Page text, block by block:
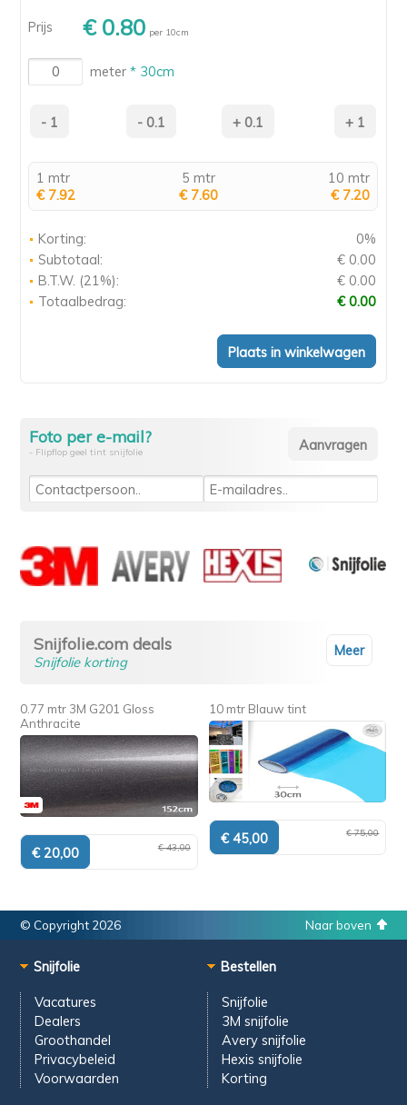
Prijs € 0.80 per 10cm
meter* 30cm
1 mtr
€ 7.92
5 mtr
€ 7.60
10 mtr
€ 7.20
Korting:
0%
Subtotaal:
€ 0.00
B.T.W. (21%):
€ 0.00
Totaalbedrag:
€ 0.00
Foto per e-mail?
- Flipflop geel tint snijfolie
Meer
Snijfolie.com deals
Snijfolie korting
0.77 mtr 3M G201 Gloss
Anthracite
€ 43,00
10 mtr Blauw tint
€ 75,00
Naar boven
© Copyright 2026
Snijfolie
Vacatures
Dealers
Groothandel
Privacybeleid
Voorwaarden
Bestellen
Snijfolie
3M snijfolie
Avery snijfolie
Hexis snijfolie
Korting